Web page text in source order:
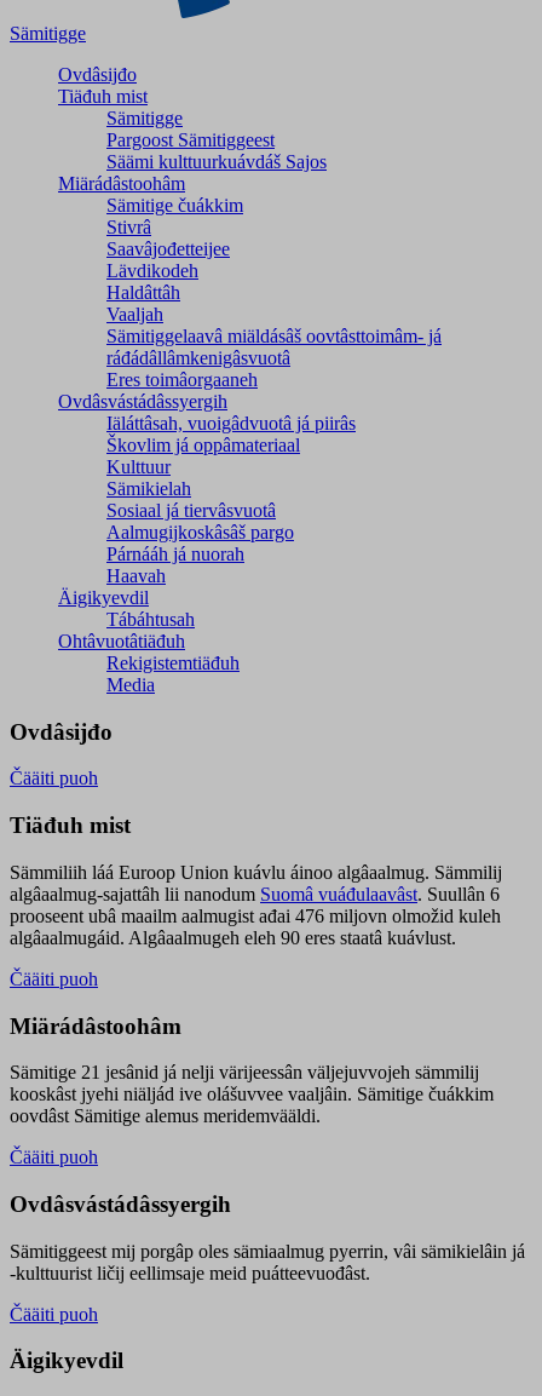
Sämitigge
Ovdâsijđo
Tiäđuh mist
Sämitigge
Pargoost Sämitiggeest
Säämi kulttuurkuávdáš Sajos
Miärádâstoohâm
Sämitige čuákkim
Stivrâ
Saavâjođetteijee
Lävdikodeh
Haldâttâh
Vaaljah
Sämitiggelaavâ miäldásâš oovtâsttoimâm- já
ráđádâllâmkenigâsvuotâ
Eres toimâorgaaneh
Ovdâsvástádâssyergih
Iäláttâsah, vuoigâdvuotâ já piirâs
Škovlim já oppâmateriaal
Kulttuur
Sämikielah
Sosiaal já tiervâsvuotâ
Aalmugijkoskâsâš pargo
Párnááh já nuorah
Haavah
Äigikyevdil
Tábáhtusah
Ohtâvuotâtiäđuh
Rekigistemtiäđuh
Media
Ovdâsijđo
Čääiti puoh
Tiäđuh mist
Sämmiliih láá Euroop Union kuávlu áinoo algâaalmug. Sämmilij
algâaalmug-sajattâh lii nanodum Suomâ vuáđulaavâst. Suullân 6
prooseent ubâ maailm aalmugist ađai 476 miljovn olmožid kuleh
algâaalmugáid. Algâaalmugeh eleh 90 eres staatâ kuávlust.
Čääiti puoh
Miärádâstoohâm
Sämitige 21 jesânid já nelji värijeessân väljejuvvojeh sämmilij
kooskâst jyehi niäljád ive olášuvvee vaaljâin. Sämitige čuákkim
oovdâst Sämitige alemus meridemvääldi.
Čääiti puoh
Ovdâsvástádâssyergih
Sämitiggeest mij porgâp oles sämiaalmug pyerrin, vâi sämikielâin já
-kulttuurist ličij eellimsaje meid puátteevuođâst.
Čääiti puoh
Äigikyevdil